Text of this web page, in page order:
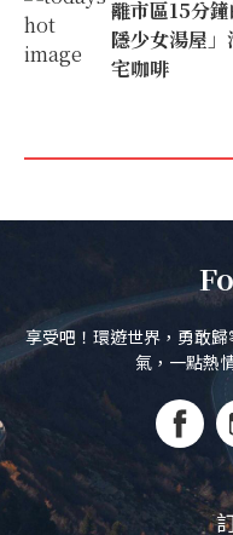
離市區15分
隱少女湯屋
宅咖啡
享受吧！環遊世界，勇敢
氣，一點熱